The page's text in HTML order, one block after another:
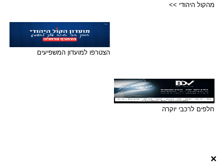
מהקול היהודי >>
הצטרפו למועדון המשפיעים
חלפים לרכבי יוקרה
×